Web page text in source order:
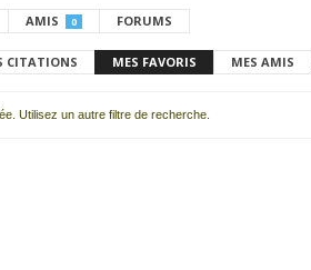
AMIS 0 FORUMS
CITATIONS MES FAVORIS MES AMIS
Utilisez un autre filtre de recherche.